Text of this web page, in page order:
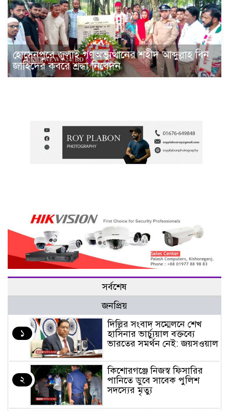
হোসেনপুরে জুলাই গণঅভ্যুত্থানের শহীদ আব্দুল্লাহ বিন
জাহিদের কবরে শ্রদ্ধা নিবেদন
সর্বশেষ
জনপ্রিয়
১
দিল্লির সংবাদ সম্মেলনে শেখ
হাসিনার ভার্চ্যুয়াল বক্তব্যে
ভারতের সমর্থন নেই: জয়সওয়াল
২
কিশোরগঞ্জে নিজস্ব ফিসারির
পানিতে ডুবে সাবেক পুলিশ
সদস্যের মৃত্যু